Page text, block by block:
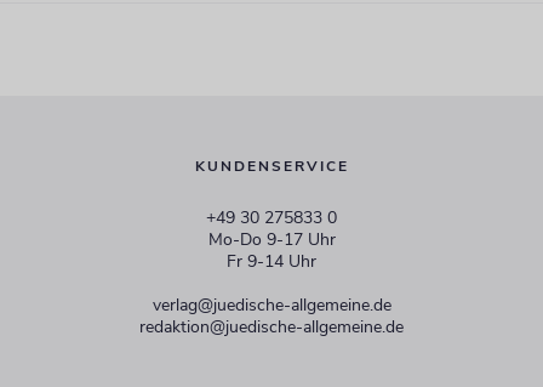
KUNDENSERVICE
+49 30 275833 0
Mo-Do 9-17 Uhr
Fr 9-14 Uhr
verlag@juedische-allgemeine.de
redaktion@juedische-allgemeine.de